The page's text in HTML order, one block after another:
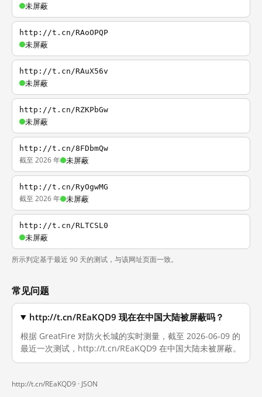
未屏蔽
http://t.cn/RAoOPQP
未屏蔽
http://t.cn/RAuX56v
未屏蔽
http://t.cn/RZKPbGw
未屏蔽
http://t.cn/8FDbmQw
截至 2026 年 未屏蔽
http://t.cn/RyOgwMG
截至 2026 年 未屏蔽
http://t.cn/RLTCSL0
未屏蔽
所示判定基于最近 90 天的测试，与该网址页面一致。
常见问题
http://t.cn/REaKQD9 现在在中国大陆被屏蔽吗？
根据 GreatFire 对防火长城的实时测量，截至 2026-06-09 的
最近一次测试，http://t.cn/REaKQD9 在中国大陆未被屏蔽。
http://t.cn/REaKQD9 · JSON